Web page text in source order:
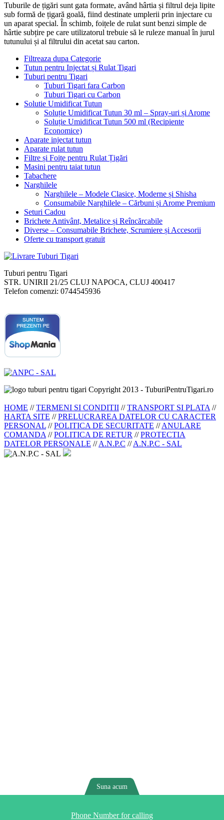
Tuburile de țigări sunt gata formate, având hârtia și filtrul deja lipite
sub formă de țigară goală, fiind destinate umplerii prin injectare cu
un aparat special. În schimb, foițele de rulat sunt benzi simple de
hârtie subțire pe care utilizatorul trebuie să le ruleze manual în jurul
tutunului și al filtrului din acetat sau carton.
Filtreaza dupa Categorie
Tutun pentru Injectat și Rulat Tigari
Tuburi pentru Tigari
Tuburi Tigari fara Carbon
Tuburi Tigari cu Carbon
Solutie Umidificat Tutun
Soluție Umidificat Tutun 30 ml – Spray-uri și Arome
Soluție Umidificat Tutun 500 ml (Recipiente
Economice)
Aparate injectat tutun
Aparate rulat tutun
Filtre și Foițe pentru Rulat Țigări
Masini pentru taiat tutun
Tabachere
Narghilele
Narghilele – Modele Clasice, Moderne și Shisha
Consumabile Narghilele – Cărbuni și Arome Premium
Seturi Cadou
Brichete Antivânt, Metalice și Reîncărcabile
Diverse – Consumabile Brichete, Scrumiere și Accesorii
Oferte cu transport gratuit
Tuburi pentru Tigari
STR. UNIRII 21/25 CLUJ NAPOCA, CLUJ 400417
Telefon comenzi: 0744545936
Copyright 2013 - TuburiPentruTigari.ro
HOME //TERMENI SI CONDITII //TRANSPORT SI PLATA //
HARTA SITE //PRELUCRAREA DATELOR CU CARACTER
PERSONAL //POLITICA DE SECURITATE //ANULARE
COMANDA //POLITICA DE RETUR //PROTECTIA
DATELOR PERSONALE //A.N.P.C //A.N.P.C - SAL
Suna acum
Phone Number for calling